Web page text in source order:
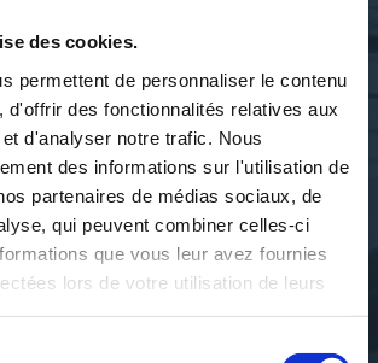
des cookies.
permettent de personnaliser le contenu
d'offrir des fonctionnalités relatives aux
d'analyser notre trafic. Nous
des informations sur l'utilisation de
partenaires de médias sociaux, de
qui peuvent combiner celles-ci
que vous leur avez fournies
lors de votre utilisation de leurs